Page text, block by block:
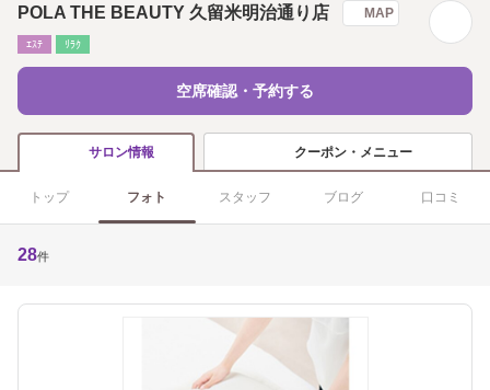
POLA THE BEAUTY 久留米明治通り店 MAP
ｴｽﾃ ﾘﾗｸ
空席確認・予約する
サロン情報 クーポン・メニュー
トップ フォト スタッフ ブログ 口コミ
28件